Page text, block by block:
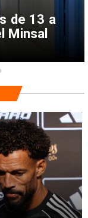
de 13 a
Minsal